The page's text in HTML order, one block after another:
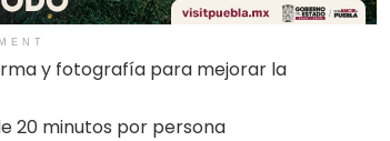
y fotografía para mejorar la
20 minutos por persona